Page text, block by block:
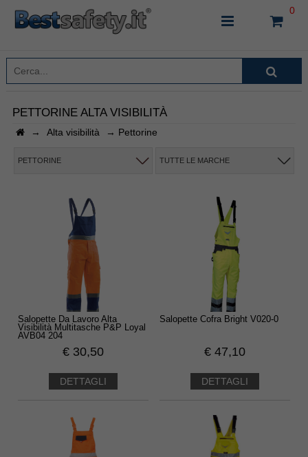
0
INSERISCI IL NOME DEL PRODOTTO CHE STAI
PETTORINE ALTA VISIBILITÀ
→ Alta visibilità → Pettorine
PETTORINE TUTTE LE MARCHE
Salopette Da Lavoro Alta
Visibilità Multitasche P&P Loyal
AVB04 204
€ 30,50
DETTAGLI
Salopette Cofra Bright V020-0
€ 47,10
DETTAGLI